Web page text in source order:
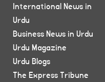
International News in
Urdu
Business News in Urdu
Urdu Magazine
Urdu Blogs
The Express Tribune